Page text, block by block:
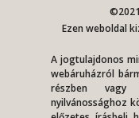
Ezen weboldal
A jogtulajdonos
webáruházról
részben
nyilvánossághoz